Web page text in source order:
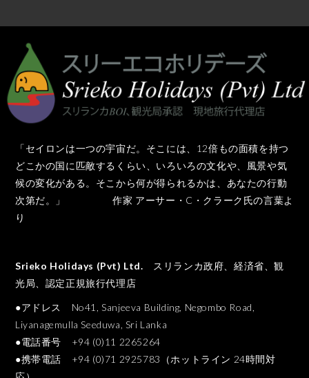
「セイロンは一つの宇宙だ。そこには、12倍もの面積を持つ
どこかの国に匹敵するくらい、いろいろの文化や、風景や気
候の変化がある。そこから何が得られるかは、あなたの行動
次第だ。」 作家 アーサー・C・クラーク氏の言葉よ
り
Srieko Holidays (Pvt) Ltd. スリランカ政府、経済省、観
光局、認定正規旅行代理店
●アドレス No41, Sanjeeva Building, Negombo Road,
Liyanagemulla Seeduwa, Sri Lanka
●電話番号 +94 (0)11 2265264
●携帯電話 +94 (0)71 2925783（ホットライン 24時間対